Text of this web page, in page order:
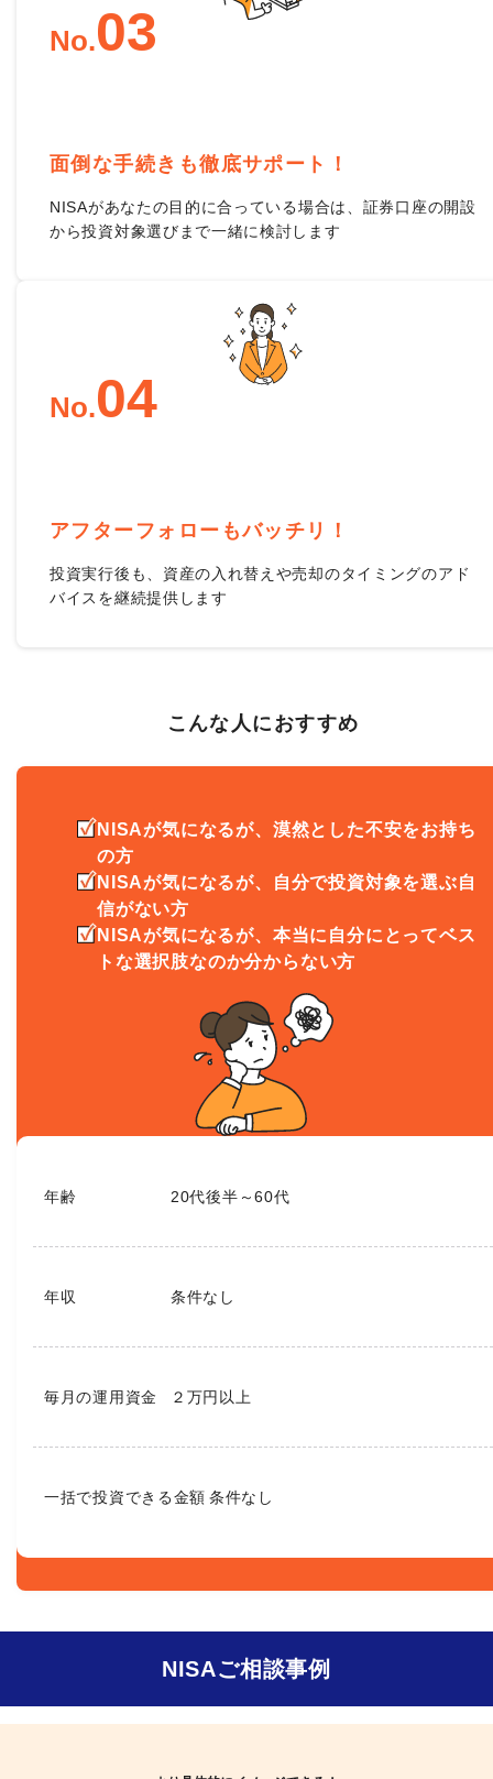
No.03
面倒な手続きも徹底サポート！
NISAがあなたの目的に合っている場合は、証券口座の開設
から投資対象選びまで一緒に検討します
No.04
アフターフォローもバッチリ！
投資実行後も、資産の入れ替えや売却のタイミングのアド
バイスを継続提供します
こんな人におすすめ
NISAが気になるが、漠然とした不安をお持ち
の方
NISAが気になるが、自分で投資対象を選ぶ自
信がない方
NISAが気になるが、本当に自分にとってベス
トな選択肢なのか分からない方
年齢 20代後半～60代
年収 条件なし
毎月の運用資金 ２万円以上
一括で投資できる金額 条件なし
NISAご相談事例